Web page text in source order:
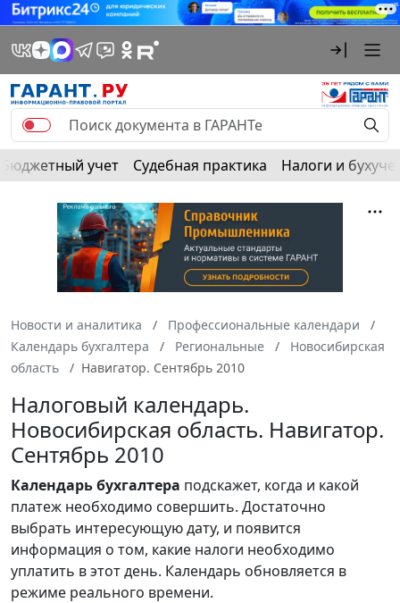
Бюджетный учет Судебная практика Налоги и
Новости и аналитика
Профессиональные календари
Календарь бухгалтера
Региональные
Новосибирская
область
Навигатор. Сентябрь 2010
Налоговый календарь.
Новосибирская область. Навигатор.
Сентябрь 2010
Календарьбухгалтера подскажет, когда и какой
платеж необходимо совершить. Достаточно
выбрать интересующую дату, и появится
информация о том, какие налоги необходимо
уплатить в этот день. Календарь обновляется в
режиме реального времени.